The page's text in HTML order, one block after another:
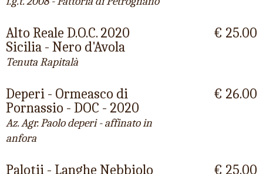
Alto Reale D.O.C. 2020
Sicilia - Nero d'Avola
Tenuta Rapitalà
€ 25.00
Deperi - Ormeasco di
Pornassio - DOC - 2020
Az. Agr. Paolo deperi - affinato in
anfora
€ 26.00
Palotii - Langhe Nebbiolo
€ 25.00